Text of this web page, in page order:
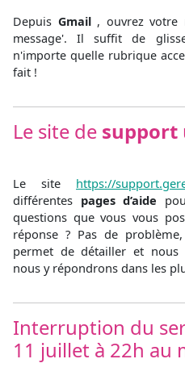
Depuis Gmail , ouvrez votre
message'. Il suffit de
n'importe quelle rubrique
fait !
Le site de support
Le site https://
différentes pages d’aide
questions que vous vous
réponse ? Pas de
permet de détailler et nous
nous y répondrons dans les
Interruption du
11 juillet à 22h au